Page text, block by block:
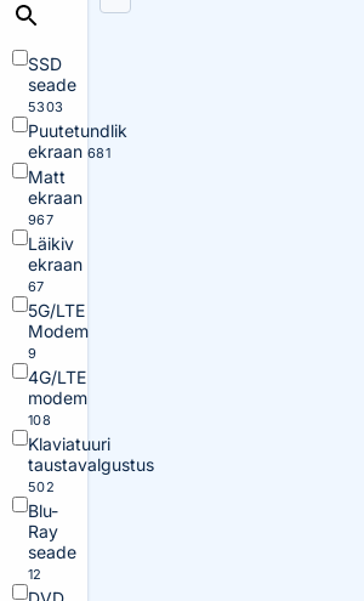
SSD
seade
5303
Puutetundlik
ekraan 681
Matt
ekraan
967
Läikiv
ekraan
67
5G/LTE
Modem
9
4G/LTE
modem
108
Klaviatuuri
taustavalgustus
502
Blu-
Ray
seade
12